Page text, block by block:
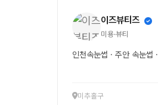
이즈뷰티즈
미용·뷰티
인천속눈썹 · 주안 속눈썹
미추홀구